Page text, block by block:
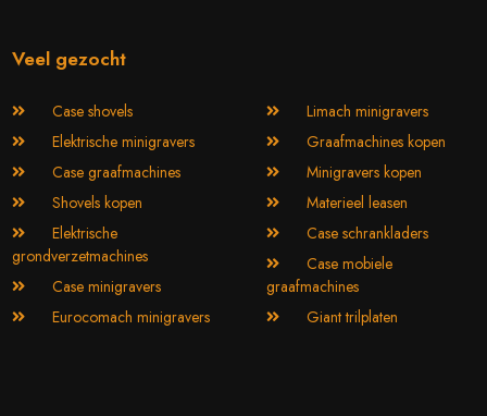
Veel gezocht
Case shovels
Elektrische minigravers
Case graafmachines
Shovels kopen
Elektrische
grondverzetmachines
Case minigravers
Eurocomach minigravers
Limach minigravers
Graafmachines kopen
Minigravers kopen
Materieel leasen
Case schrankladers
Case mobiele
graafmachines
Giant trilplaten